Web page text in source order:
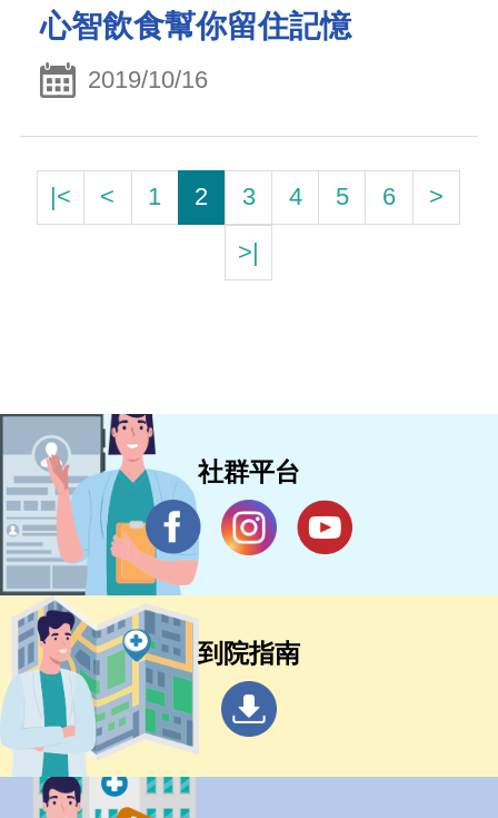
心智飲食幫你留住記憶
2019/10/16
|< < 1 2 3 4 5 6
>
>|
社群平台
到院指南